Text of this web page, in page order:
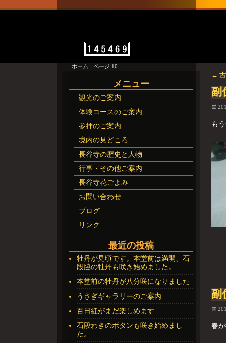
ホーム - ページ 10
投
←
副
も
副
春
メニュー
観光のご案内
体験コースのご案内
参拝のご案内
境内の見どころ
長谷寺の歴史と人物
行事・その他ご案内
長谷寺花ごよみ
お問い合わせ
ブログ
リンク
最近の投稿
牡丹が見頃です。本堂前は満開、石
段脇の牡丹も咲き始めました。
本堂前の牡丹が八分咲になりました
うさぎギャラリーのご案内
百日紅がまだ楽しめます
石段わきのボタンも咲き始めまし
た。